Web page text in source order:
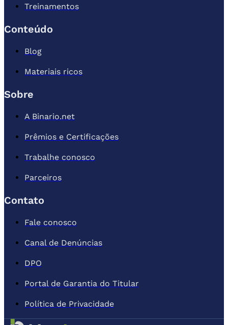
Treinamentos
Conteúdo
Blog
Materiais ricos
Sobre
A Binario.net
Prêmios e Certificações
Trabalhe conosco
Parceiros
Contato
Fale conosco
Canal de Denúncias
DPO
Portal de Garantia do Titular
Política de Privacidade